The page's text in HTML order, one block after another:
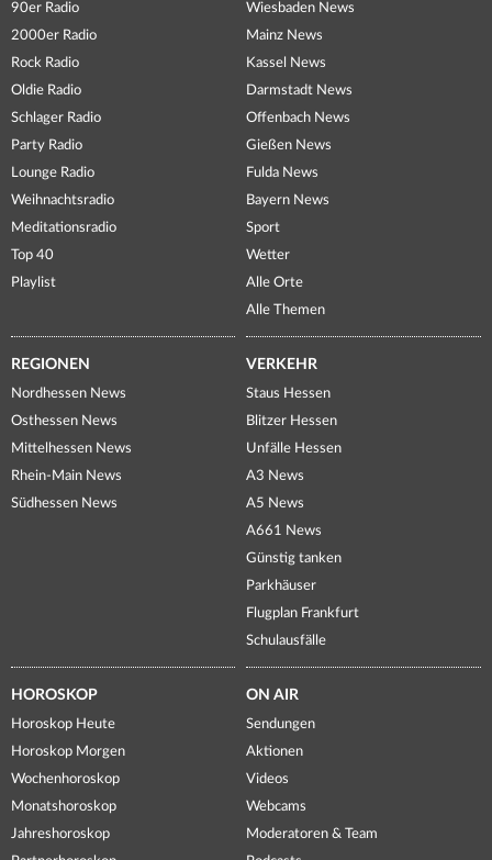
90er Radio
2000er Radio
Rock Radio
Oldie Radio
Schlager Radio
Party Radio
Lounge Radio
Weihnachtsradio
Meditationsradio
Top 40
Playlist
Wiesbaden News
Mainz News
Kassel News
Darmstadt News
Offenbach News
Gießen News
Fulda News
Bayern News
Sport
Wetter
Alle Orte
Alle Themen
REGIONEN
Nordhessen News
Osthessen News
Mittelhessen News
Rhein-Main News
Südhessen News
VERKEHR
Staus Hessen
Blitzer Hessen
Unfälle Hessen
A3 News
A5 News
A661 News
Günstig tanken
Parkhäuser
Flugplan Frankfurt
Schulausfälle
HOROSKOP
Horoskop Heute
Horoskop Morgen
Wochenhoroskop
Monatshoroskop
Jahreshoroskop
ON AIR
Sendungen
Aktionen
Videos
Webcams
Moderatoren & Team